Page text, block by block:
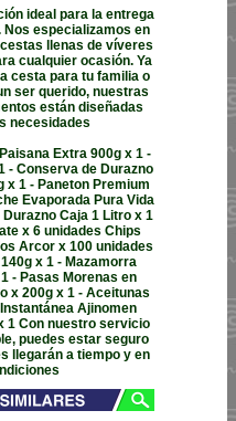
ideal para la entrega
Nos especializamos en
llenas de víveres
cualquier ocasión. Ya
cesta para tu familia o
ser querido, nuestras
están diseñadas
necesidades
Extra 900g x 1 -
- Conserva de Durazno
x 1 - Paneton Premium
Evaporada Pura Vida
Caja 1 Litro x 1
x 6 unidades Chips
Arcor x 100 unidades
x 1 - Mazamorra
- Pasas Morenas en
x 200g x 1 - Aceitunas
Ajinomen
1 Con nuestro servicio
puedes estar seguro
llegarán a tiempo y en